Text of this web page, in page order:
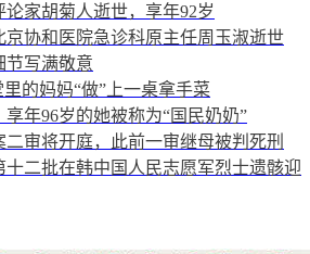
家胡菊人逝世，享年92岁
协和医院急诊科原主任周玉淑逝世
节写满敬意
的妈妈“做”上一桌拿手菜
年96岁的她被称为“国民奶奶”
审将开庭，此前一审继母被判死刑
二批在韩中国人民志愿军烈士遗骸迎